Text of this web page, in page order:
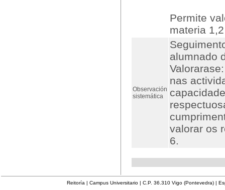
Permite
materia
Observación
sistemática
alumnado
nas
valorar os
6.
Reitoría | Campus Universitario | C.P. 36.310 Vigo (Pontevedra) |